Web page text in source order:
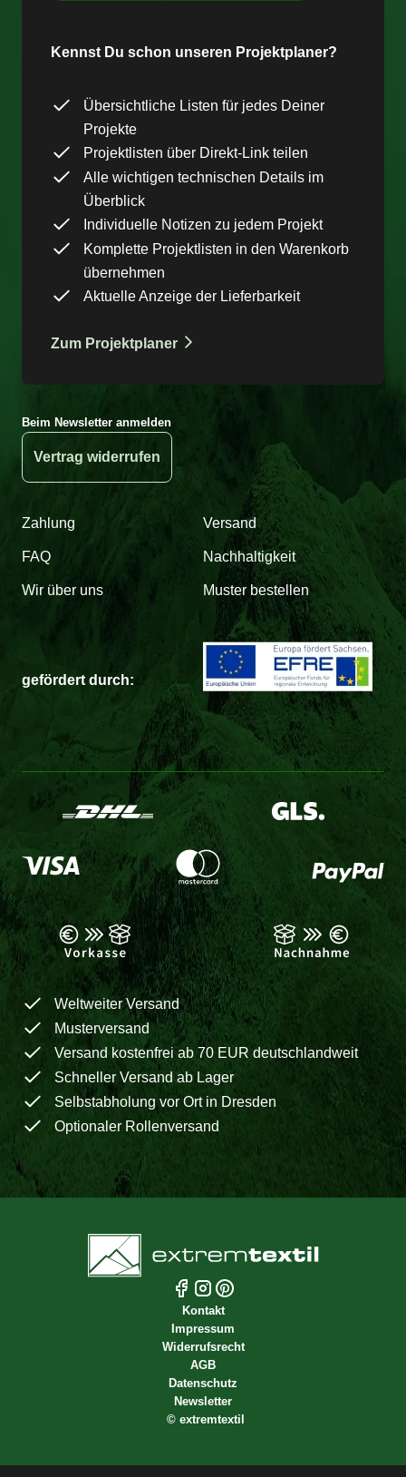
Kennst Du schon unseren Projektplaner?
Übersichtliche Listen für jedes Deiner
Projekte
Projektlisten über Direkt-Link teilen
Alle wichtigen technischen Details im
Überblick
Individuelle Notizen zu jedem Projekt
Komplette Projektlisten in den Warenkorb
übernehmen
Aktuelle Anzeige der Lieferbarkeit
Zum Projektplaner
Beim Newsletter anmelden
Vertrag widerrufen
Zahlung Versand
FAQ Nachhaltigkeit
Wir über uns Muster bestellen
gefördert durch:
Weltweiter Versand
Musterversand
Versand kostenfrei ab 70 EUR deutschlandweit
Schneller Versand ab Lager
Selbstabholung vor Ort in Dresden
Optionaler Rollenversand
Kontakt
Impressum
Widerrufsrecht
AGB
Datenschutz
Newsletter
© extremtextil